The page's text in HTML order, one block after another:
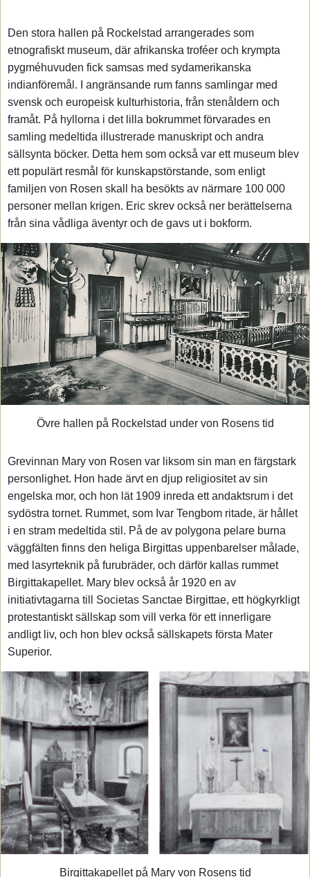
Den stora hallen på Rockelstad arrangerades som
etnografiskt museum, där afrikanska troféer och krympta
pygméhuvuden fick samsas med sydamerikanska
indianföremål. I angränsande rum fanns samlingar med
svensk och europeisk kulturhistoria, från stenåldern och
framåt. På hyllorna i det lilla bokrummet förvarades en
samling medeltida illustrerade manuskript och andra
sällsynta böcker. Detta hem som också var ett museum blev
ett populärt resmål för kunskapstörstande, som enligt
familjen von Rosen skall ha besökts av närmare 100 000
personer mellan krigen. Eric skrev också ner berättelserna
från sina vådliga äventyr och de gavs ut i bokform.
Övre hallen på Rockelstad under von Rosens tid
Grevinnan Mary von Rosen var liksom sin man en färgstark
personlighet. Hon hade ärvt en djup religiositet av sin
engelska mor, och hon lät 1909 inreda ett andaktsrum i det
sydöstra tornet. Rummet, som Ivar Tengbom ritade, är hållet
i en stram medeltida stil. På de av polygona pelare burna
väggfälten finns den heliga Birgittas uppenbarelser målade,
med lasyrteknik på furubräder, och därför kallas rummet
Birgittakapellet. Mary blev också år 1920 en av
initiativtagarna till Societas Sanctae Birgittae, ett högkyrkligt
protestantiskt sällskap som vill verka för ett innerligare
andligt liv, och hon blev också sällskapets första Mater
Superior.
Birgittakapellet på Mary von Rosens tid